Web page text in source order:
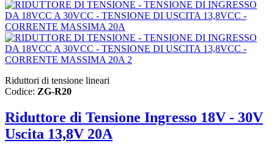
Riduttori di tensione lineari
Codice: ZG-R20
Riduttore di Tensione Ingresso 18V - 30V
Uscita 13,8V 20A